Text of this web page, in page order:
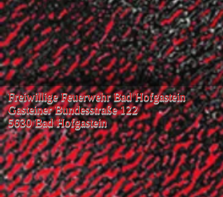
Freiwillige Feuerwehr Bad Hofgastein
Gasteiner Bundesstraße 122
5630 Bad Hofgastein